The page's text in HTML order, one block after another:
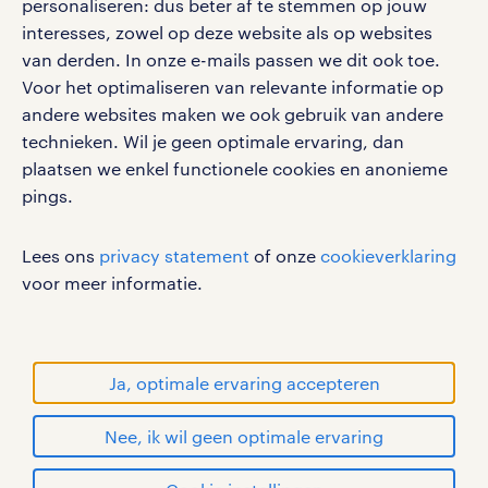
personaliseren: dus beter af te stemmen op jouw
interesses, zowel op deze website als op websites
van derden. In onze e-mails passen we dit ook toe.
Voor het optimaliseren van relevante informatie op
andere websites maken we ook gebruik van andere
technieken. Wil je geen optimale ervaring, dan
plaatsen we enkel functionele cookies en anonieme
pings.
Lees ons privacy statement of onze cookieverklaring
voor meer informatie.
Ja, optimale ervaring accepteren
Nee, ik wil geen optimale ervaring
werken bij randstad
gebruikersvoorwaarden
privacystatement
cookies
handelsmerken van Randstad N.V.
© Randstad 2026